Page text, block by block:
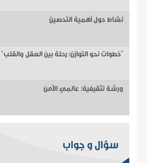
نشاط حول أهمية التحصين
“خطوات نحو التوازن: رحلة بين العقل والقلب”
ورشة تثقيفية: عالمي الآمن
سؤال و جواب